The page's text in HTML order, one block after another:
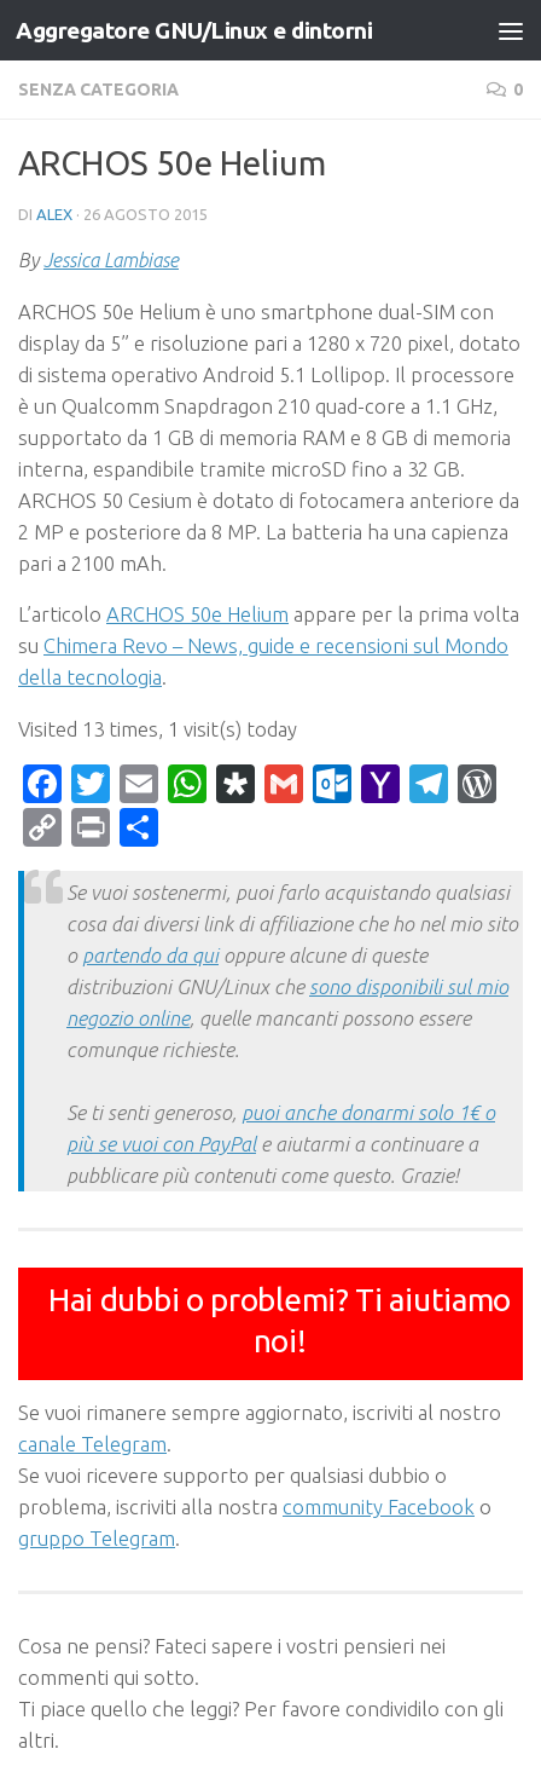
Salta al contenuto
Aggregatore GNU/Linux e dintorni
SENZA CATEGORIA 0
ARCHOS 50e Helium
DI ALEX · 26 AGOSTO 2015
ByJessica Lambiase
ARCHOS 50e Helium è uno smartphone dual-SIM con
display da 5” e risoluzione pari a 1280 x 720 pixel, dotato
di sistema operativo Android 5.1 Lollipop. Il processore
è un Qualcomm Snapdragon 210 quad-core a 1.1 GHz,
supportato da 1 GB di memoria RAM e 8 GB di memoria
interna, espandibile tramite microSD fino a 32 GB.
ARCHOS 50 Cesium è dotato di fotocamera anteriore da
2 MP e posteriore da 8 MP. La batteria ha una capienza
pari a 2100 mAh.
L’articolo ARCHOS 50e Helium appare per la prima volta
su Chimera Revo – News, guide e recensioni sul Mondo
della tecnologia.
Visited 13 times, 1 visit(s) today
Facebook
Twitter
EmailWhatsApp
Diaspora
Gmail Yahoo
CopyPrint
Se vuoi sostenermi, puoi farlo acquistando qualsiasi
cosa dai diversi link di affiliazione che ho nel mio sito
o partendo da quioppure alcune di queste
distribuzioni GNU/Linux che sono disponibili sul mio
negozio online, quelle mancanti possono essere
comunque richieste.
Se ti senti generoso, puoi anche donarmi solo 1€ o
più se vuoi con PayPale aiutarmi a continuare a
pubblicare più contenuti come questo. Grazie!
Hai dubbi o problemi? Ti aiutiamo
noi!
Se vuoi rimanere sempre aggiornato, iscriviti al nostro
canale Telegram.
Se vuoi ricevere supporto per qualsiasi dubbio o
problema, iscriviti alla nostra community Facebook o
gruppo Telegram.
Cosa ne pensi? Fateci sapere i vostri pensieri nei
commenti qui sotto.
Ti piace quello che leggi? Per favore condividilo con gli
altri.